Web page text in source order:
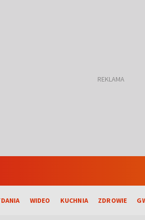
WIDEO KUCHNIA ZDROWIE